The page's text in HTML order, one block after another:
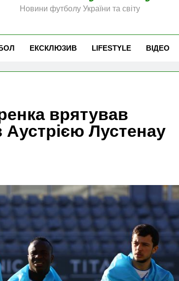
Новини футболу України та світу
ЕКСКЛЮЗИВ LIFESTYLE ВІДЕО
врятував
Аустрією Лустенау